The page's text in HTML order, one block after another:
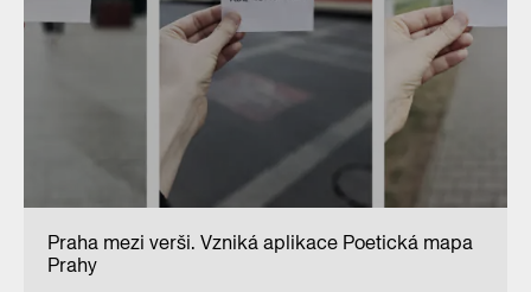
Praha mezi verši. Vzniká aplikace Poetická mapa
Prahy